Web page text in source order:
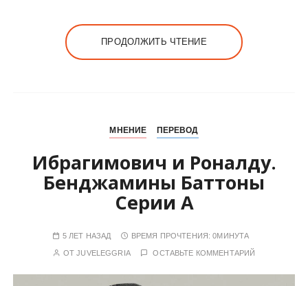
ПРОДОЛЖИТЬ ЧТЕНИЕ
МНЕНИЕ ПЕРЕВОД
Ибрагимович и Роналду.
Бенджамины Баттоны
Серии А
5 ЛЕТ НАЗАД ВРЕМЯ ПРОЧТЕНИЯ:0МИНУТА
ОТJUVELEGGRIA ОСТАВЬТЕ КОММЕНТАРИЙ